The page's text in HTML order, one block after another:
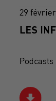
29
LES